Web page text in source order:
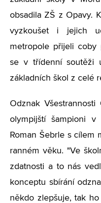
obsadila ZŠ z Opavy.
vyzkoušet i jejich
metropole přijeli coby
se v třídenní soutěži
základních škol z celé
Odznak
olympijští šampioni
Roman Šebrle s cílem
ranném věku. "Ve
zdatnosti a to nás
konceptu sbírání
někdo zlepšuje, tak